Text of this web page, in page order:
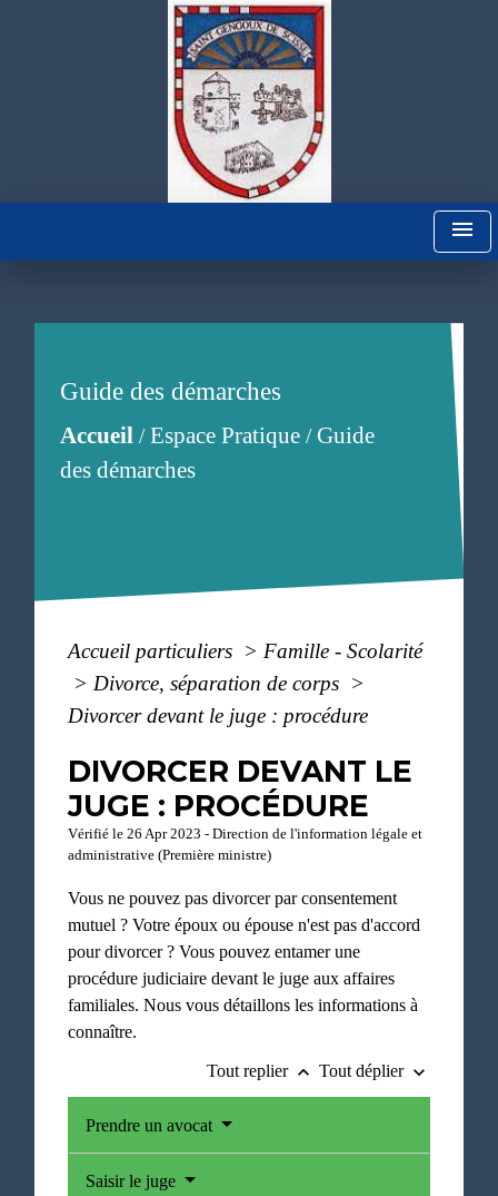
menu
Guide des démarches
Accueil/Espace Pratique/Guide
des démarches
Accueil particuliers > Famille - Scolarité
> Divorce, séparation de corps >
Divorcer devant le juge : procédure
DIVORCER DEVANT LE
JUGE : PROCÉDURE
Vérifié le 26 Apr 2023 - Direction de l'information légale et
administrative (Première ministre)
Vous ne pouvez pas divorcer par consentement
mutuel ? Votre époux ou épouse n'est pas d'accord
pour divorcer ? Vous pouvez entamer une
procédure judiciaire devant le juge aux affaires
familiales. Nous vous détaillons les informations à
connaître.
Tout replier keyboard_arrow_up Tout déplier keyboard_arrow_down
Prendre un avocat
Saisir le juge